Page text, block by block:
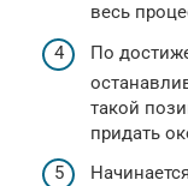
весь
По
такой
придать